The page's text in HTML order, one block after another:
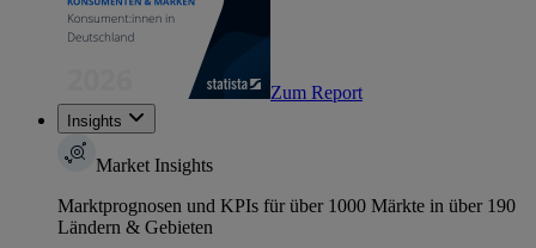
Zum Report
Insights
Market Insights
Marktprognosen und KPIs für über 1000 Märkte in über 190
Ländern & Gebieten